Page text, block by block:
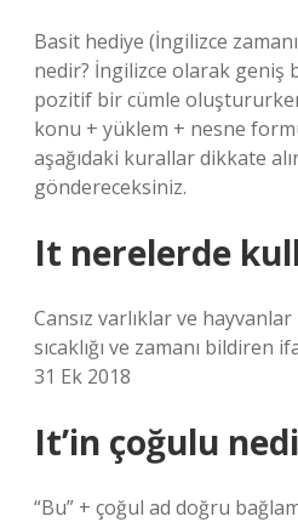
Basit hediye (İngilizce
nedir? İngilizce olarak geniş
pozitif bir cümle
konu + yüklem + nesne
aşağıdaki kurallar dikkate
göndereceksiniz.
It nerelerde
Cansız varlıklar ve hayvanlar
sıcaklığı ve zamanı bildiren
31 Ek 2018
It’in çoğulu
“Bu” + çoğul ad doğru